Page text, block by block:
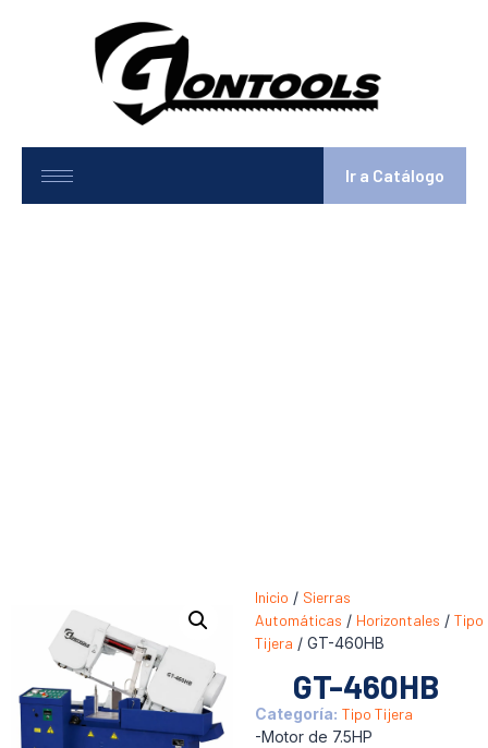
Ir a Catálogo
Inicio / Sierras
Automáticas / Horizontales / Tipo
Tijera / GT-460HB
GT-460HB
Categoría: Tipo Tijera
-Motor de 7.5HP